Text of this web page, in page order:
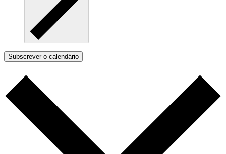
Subscrever o calendário